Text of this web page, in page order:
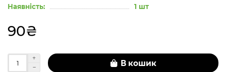
Наявність:
1 шт
90₴
В кошик